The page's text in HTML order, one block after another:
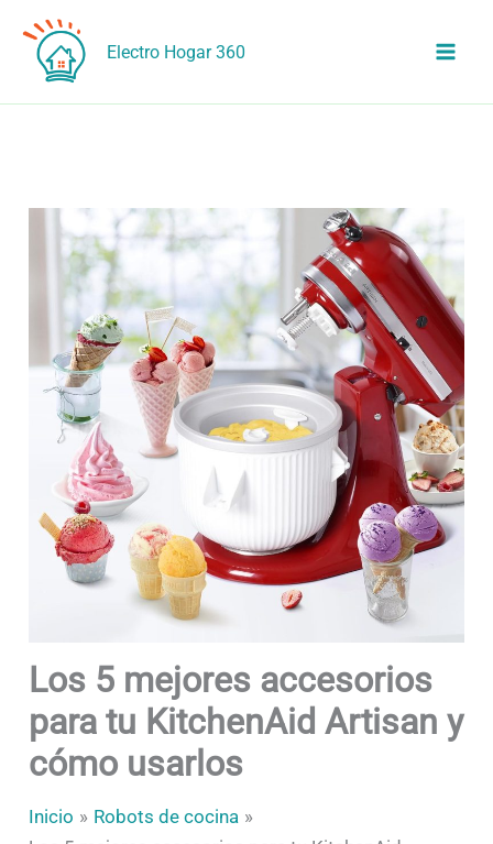
contenido
Electro Hogar 360
Los 5 mejores accesorios
para tu KitchenAid Artisan y
cómo usarlos
Inicio
Robots de cocina